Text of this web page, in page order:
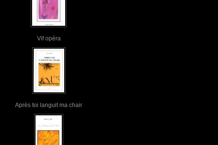
Vif opéra
Après toi languit ma chair